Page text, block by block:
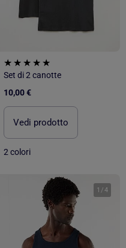
Set di 2 canotte
10,00 €
Vedi prodotto
2 colori
1 /4